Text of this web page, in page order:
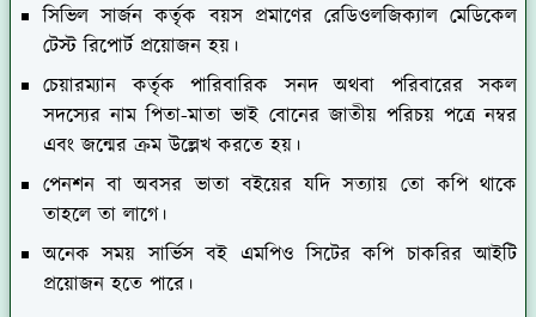
সিভিল সার্জন কর্তৃক বয়স প্রমাণের রেডিওলজিক্যাল মেডিকেল
টেস্ট রিপোর্ট প্রয়োজন হয়।
চেয়ারম্যান কর্তৃক পারিবারিক সনদ অথবা পরিবারের সকল
সদস্যের নাম পিতা-মাতা ভাই বোনের জাতীয় পরিচয় পত্রে নম্বর
এবং জন্মের ক্রম উল্লেখ করতে হয়।
পেনশন বা অবসর ভাতা বইয়ের যদি সত্যায় তো কপি থাকে
তাহলে তা লাগে।
অনেক সময় সার্ভিস বই এমপিও সিটের কপি চাকরির আইটি
প্রয়োজন হতে পারে।